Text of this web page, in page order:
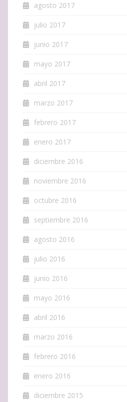
agosto 2017
julio 2017
junio 2017
mayo 2017
abril 2017
marzo 2017
febrero 2017
enero 2017
diciembre 2016
noviembre 2016
octubre 2016
septiembre 2016
agosto 2016
julio 2016
junio 2016
mayo 2016
abril 2016
marzo 2016
febrero 2016
enero 2016
diciembre 2015